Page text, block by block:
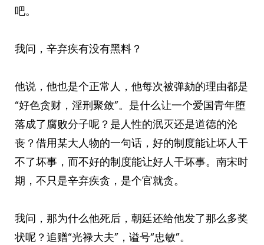
吧。
我问，辛弃疾有没有黑料？
他说，他也是个正常人，他每次被弹劾的理由都是
“好色贪财，淫刑聚敛”。是什么让一个爱国青年堕
落成了腐败分子呢？是人性的泯灭还是道德的沦
丧？借用某大人物的一句话，好的制度能让坏人干
不了坏事，而不好的制度能让好人干坏事。南宋时
期，不只是辛弃疾贪，是个官就贪。
我问，那为什么他死后，朝廷还给他发了那么多奖
状呢？追赠“光禄大夫”，谥号“忠敏”。